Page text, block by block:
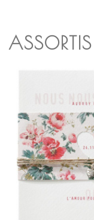
ASSORTIS